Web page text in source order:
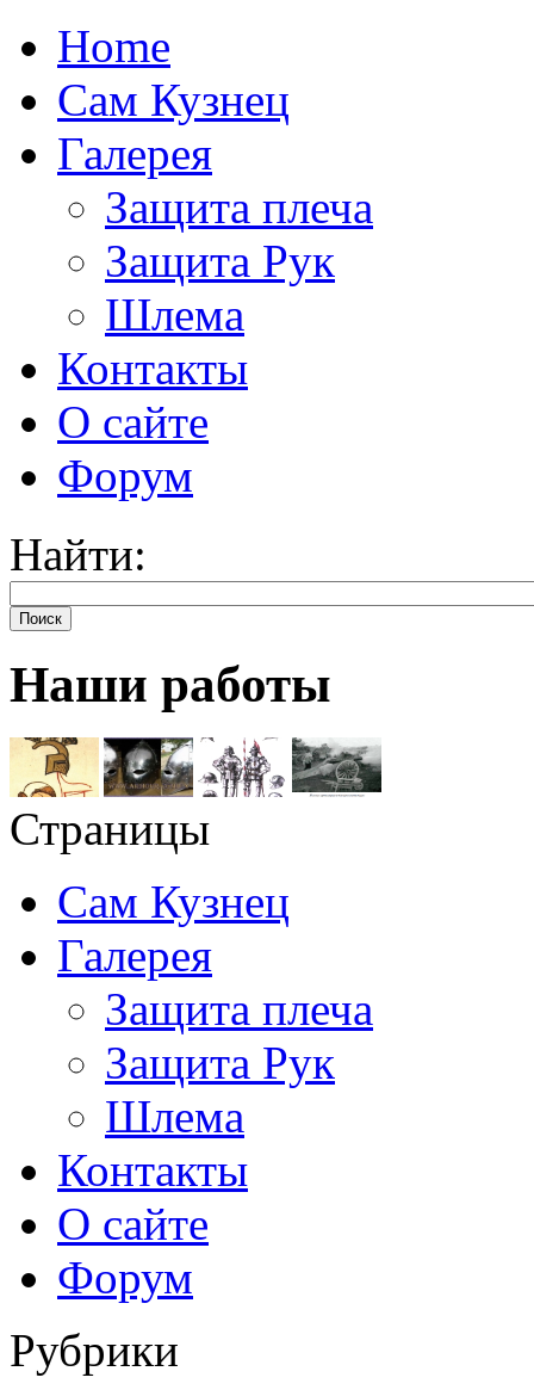
Home
Сам Кузнец
Галерея
Защита плеча
Защита Рук
Шлема
Контакты
О сайте
Форум
Найти:
Поиск
Наши работы
Страницы
Сам Кузнец
Галерея
Защита плеча
Защита Рук
Шлема
Контакты
О сайте
Форум
Рубрики